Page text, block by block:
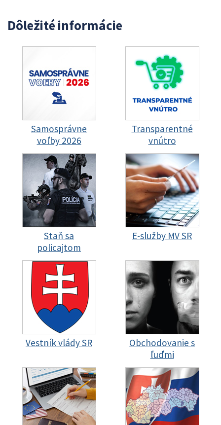
Dôležité informácie
Samosprávne
voľby 2026
Transparentné
vnútro
Staň sa
policajtom
E-služby MV SR
Vestník vlády SR
Obchodovanie s
ľuďmi